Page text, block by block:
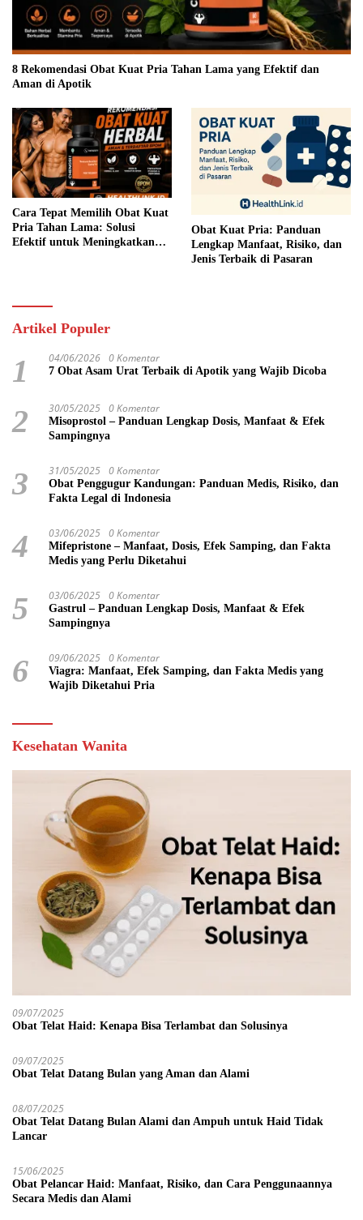
8 Rekomendasi Obat Kuat Pria Tahan Lama yang Efektif dan
Aman di Apotik
Cara Tepat Memilih Obat Kuat
Pria Tahan Lama: Solusi
Efektif untuk Meningkatkan
Obat Kuat Pria: Panduan
Lengkap Manfaat, Risiko, dan
Jenis Terbaik di Pasaran
Artikel Populer
1 04/06/2026 0 Komentar
7 Obat Asam Urat Terbaik di Apotik yang Wajib Dicoba
2 30/05/2025 0 Komentar
Misoprostol – Panduan Lengkap Dosis, Manfaat & Efek
Sampingnya
3 31/05/2025 0 Komentar
Obat Penggugur Kandungan: Panduan Medis, Risiko, dan
Fakta Legal di Indonesia
4 03/06/2025 0 Komentar
Mifepristone – Manfaat, Dosis, Efek Samping, dan Fakta
Medis yang Perlu Diketahui
5 03/06/2025 0 Komentar
Gastrul – Panduan Lengkap Dosis, Manfaat & Efek
Sampingnya
6 09/06/2025 0 Komentar
Viagra: Manfaat, Efek Samping, dan Fakta Medis yang
Wajib Diketahui Pria
Kesehatan Wanita
09/07/2025
Obat Telat Haid: Kenapa Bisa Terlambat dan Solusinya
09/07/2025
Obat Telat Datang Bulan yang Aman dan Alami
08/07/2025
Obat Telat Datang Bulan Alami dan Ampuh untuk Haid Tidak
Lancar
15/06/2025
Obat Pelancar Haid: Manfaat, Risiko, dan Cara Penggunaannya
Secara Medis dan Alami